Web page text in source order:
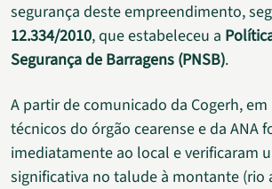
segurança deste empreendimento,
12.334/2010, que estabeleceu a
Segurança de Barragens (PNSB).
A partir de comunicado da Cogerh,
técnicos do órgão cearense e da ANA
imediatamente ao local e verificaram
significativa no talude à montante (rio